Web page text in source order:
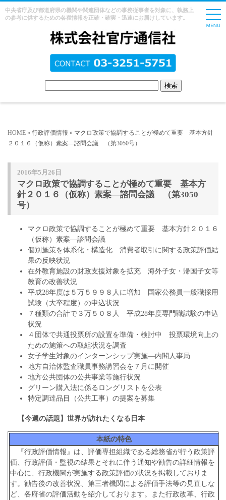
中央省庁及び都道府県の機関や関連団体などの事務従事者を対象に、執務上
の参考に供するための各種情報を正確・確実・迅速にお届けしています。
HOME » 行政評価情報 » マクロ政策で協調することが極めて重要 基本方針
２０１６（仮称）素案―諮問会議 （第3050号）
2016年5月26日
マクロ政策で協調することが極めて重要 基本方
針２０１６（仮称）素案―諮問会議 （第3050
号）
マクロ政策で協調することが極めて重要 基本方針２０１６
（仮称）素案―諮問会議
個別施策を体系化・構造化 消費者取引に関する政策評価結
果の反映状況
在外教育施設の財政支援対象を拡充 海外子女・帰国子女等
教育の改善状況
平成28年度は５万５９９８人に増加 国家公務員一般職採用
試験（大卒程度）の申込状況
７種類の合計で３万５０８人 平成28年度専門職試験の申込
状況
４団体で共通投票所の設置を準備・検討中 投票環境向上の
ための施策への取組状況を調査
女子学生対象のインターンシップ実施―内閣人事局
地方自治体監査職員事務講習会を７月に開催
地方公共団体の公共事業等施行状況
グリーン購入法に係るロングリストを公表
特定調達品目（公共工事）の提案を募集
【今週の話題】世界が訪れたくなる日本
本紙の特色
『行政評価情報』は、評価専担組織である総務省が行う政策評
価、行政評価・監視の結果とそれに伴う通知や勧告の詳細情報を
中心に、行政機関が実施する政策評価の状況を掲載しておりま
す。勧告後の改善状況、第三者機関による評価手法等の見直しな
ど、各府省の評価活動を紹介しております。また行政改革、行政